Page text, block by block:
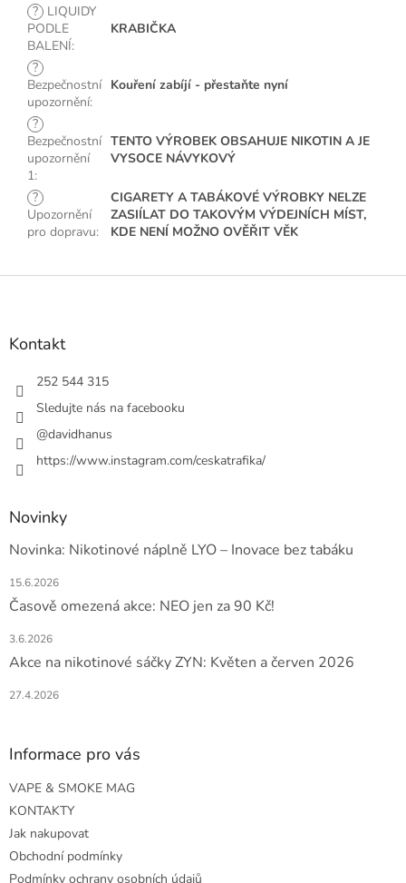
? LIQUIDY
PODLE
BALENÍ:
KRABIČKA
?
Bezpečnostní
upozornění:
Kouření zabíjí - přestaňte nyní
?
Bezpečnostní
upozornění
1:
TENTO VÝROBEK OBSAHUJE NIKOTIN A JE
VYSOCE NÁVYKOVÝ
?
Upozornění
pro dopravu:
CIGARETY A TABÁKOVÉ VÝROBKY NELZE
ZASIÍLAT DO TAKOVÝM VÝDEJNÍCH MÍST,
KDE NENÍ MOŽNO OVĚŘIT VĚK
Z
Kontakt
252 544 315
Sledujte nás na facebooku
@davidhanus
https://www.instagram.com/ceskatrafika/
Novinky
Novinka: Nikotinové náplně LYO – Inovace bez tabáku
15.6.2026
Časově omezená akce: NEO jen za 90 Kč!
3.6.2026
Akce na nikotinové sáčky ZYN: Květen a červen 2026
27.4.2026
Informace pro vás
VAPE & SMOKE MAG
KONTAKTY
Jak nakupovat
Obchodní podmínky
Podmínky ochrany osobních údajů